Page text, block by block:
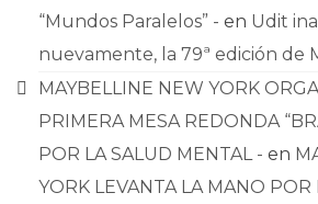
“Mundos Paralelos” - en Udit
nuevamente, la 79ª edición de
MAYBELLINE NEW YORK
PRIMERA MESA REDONDA
POR LA SALUD MENTAL - en
YORK LEVANTA LA MANO POR